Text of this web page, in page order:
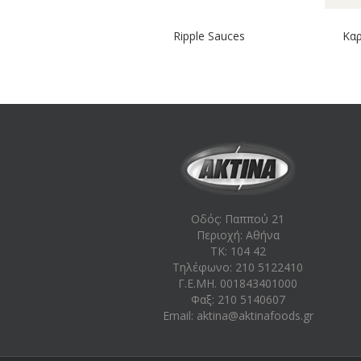
Ripple Sauces
Οδός: Παππού 21
Περιοχή: Aθήνα
ΤΚ: 104 42
Τηλέφωνο: 210 5122410
Γ.Ε.ΜΗ. 001843401000
Φαξ: 210 5140607
Email: aktina@aktinafoods.gr